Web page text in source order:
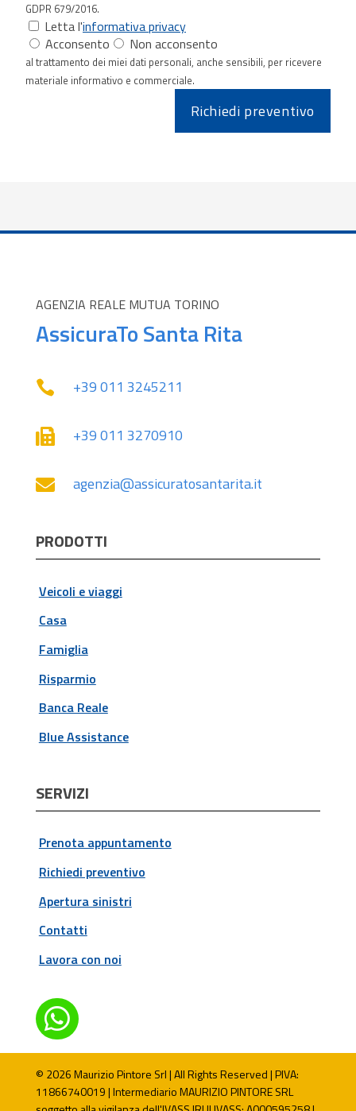
GDPR 679/2016.
Letta l'informativa privacy
Acconsento
Non acconsento
al trattamento dei miei dati personali, anche sensibili, per ricevere
materiale informativo e commerciale.
AGENZIA REALE MUTUA TORINO
AssicuraTo Santa Rita
 +39 011 3245211‬
 +39 011 3270910
 agenzia@assicuratosantarita.it
PRODOTTI
Veicoli e viaggi
Casa
Famiglia
Risparmio
Banca Reale
Blue Assistance
SERVIZI
Prenota appuntamento
Richiedi preventivo
Apertura sinistri
Contatti
Lavora con noi

© 2026 Maurizio Pintore Srl | All Rights Reserved | PIVA:
11866740019 | Intermediario MAURIZIO PINTORE SRL